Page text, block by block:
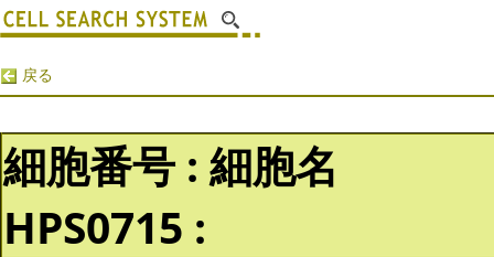
戻る
細胞番号 : 細胞名
HPS0715 :